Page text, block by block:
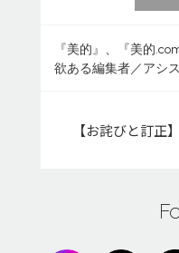
『美的』、『美的
欲ある編集者／アシ
【お詫びと訂正】